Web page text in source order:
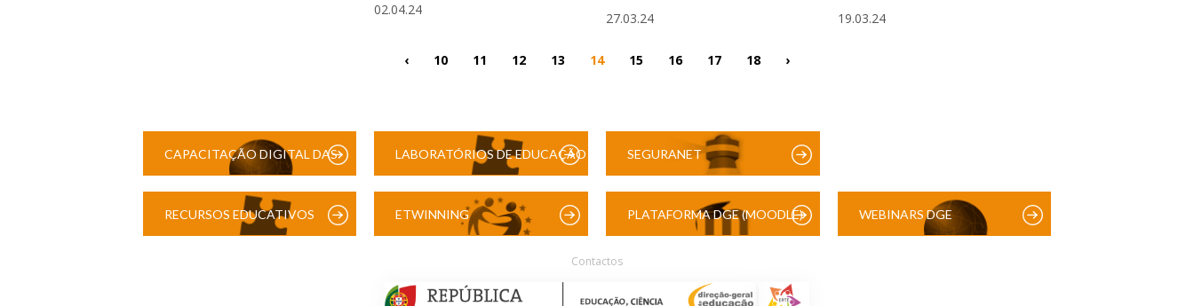
02.04.24
27.03.24 19.03.24
‹ 10 11 12 13 14 15 16 17 18 ›
CAPACITAÇÃO DIGITAL DAS LABORATÓRIOS DE EDUCAÇÃO SEGURANET
RECURSOS EDUCATIVOS ETWINNING PLATAFORMA DGE (MOODLE) WEBINARS DGE
Contactos